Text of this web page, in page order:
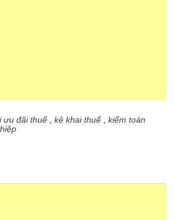
ưu đãi thuế,kê khai thuế,kiểm toán